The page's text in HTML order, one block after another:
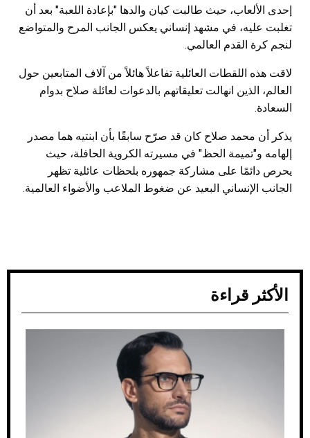
إحدى الألعاب، حيث طالبت كيان والدها "بإعادة اللعبة" بعد أن
تغلبت عليه، في مشهد إنساني يعكس الجانب المرح والمتواضع
لنجم كرة القدم العالمي.
لاقت هذه اللقطات العائلية تفاعلاً هائلاً من آلاف المتابعين حول
العالم، الذين انهالت تعليقاتهم بالدعوات لعائلة صلاح بدوام
السعادة.
يذكر أن محمد صلاح كان قد صرّح سابقًا بأن ابنتيه هما مصدر
إلهامه و"تميمة الحظ" في مسيرته الكروية الحافلة، حيث
يحرص دائمًا على مشاركة جمهوره بلحظات عائلية تظهر
الجانب الإنساني البعيد عن ضغوط الملاعب والأضواء العالمية.
الأكثر قراءة